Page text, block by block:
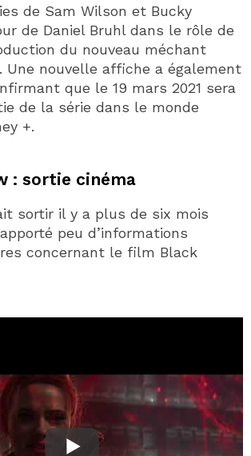
de Sam Wilson et Bucky
de Daniel Bruhl dans le rôle de
du nouveau méchant
Une nouvelle affiche a également
que le 19 mars 2021 sera
de la série dans le monde
+.
: sortie cinéma
sortir il y a plus de six mois
peu d’informations
concernant le film Black